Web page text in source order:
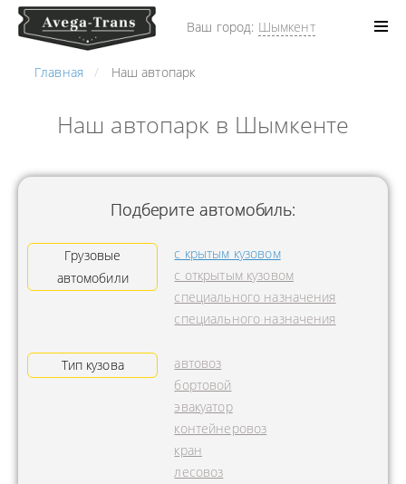
Ваш город: Шымкент
Главная Наш автопарк
Наш автопарк в Шымкенте
Подберите автомобиль:
Грузовые
автомобили
с крытым кузовом
с открытым кузовом
специального назначения
специального назначения
Тип кузова
автовоз
бортовой
эвакуатор
контейнеровоз
кран
лесовоз